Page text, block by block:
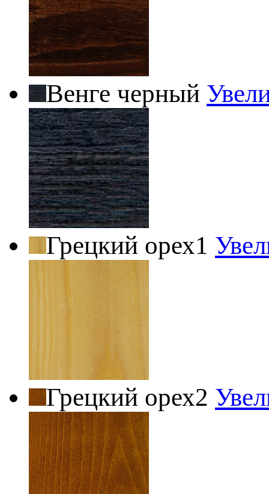
Венге черный
Грецкий орех1
Грецкий орех2